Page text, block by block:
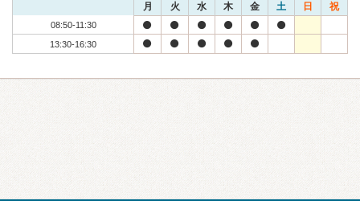
月 火 水 木 金 土 日 祝
08:50-11:30
13:30-16:30